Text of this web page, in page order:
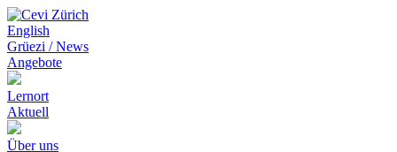
English
Grüezi / News
Angebote
Lernort
Aktuell
Über uns